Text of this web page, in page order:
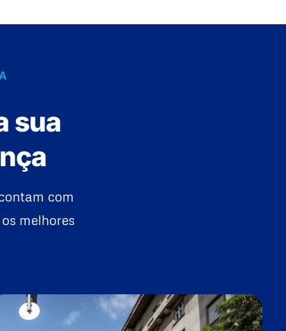
sua
com
melhores